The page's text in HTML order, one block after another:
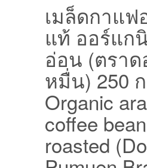
เมล็ดกาแฟ
แท้ ออร์แก
อ่อน (ตราด
หมื่น) 250
Organic
coffee
roasted